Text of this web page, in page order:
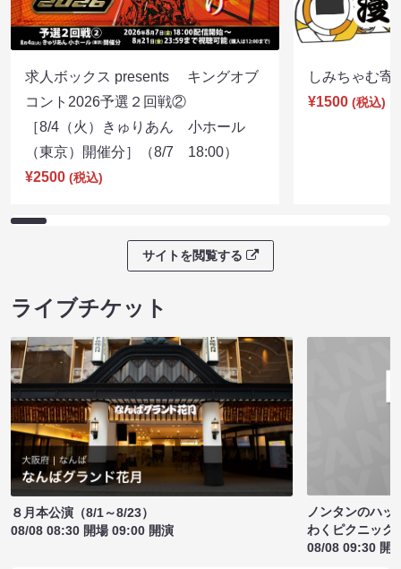
求人ボックス presents キングオブ
コント2026予選２回戦②
［8/4（火）きゅりあん 小ホール
（東京）開催分］（8/7 18:00）
¥2500 (税込)
しみちゃむ
¥1500 (税込)
サイトを閲覧する
ライブチケット
８月本公演（8/1～8/23）
08/08 08:30 開場 09:00 開演
ノンタンのハッ
わくピクニック
08/08 09:30 開